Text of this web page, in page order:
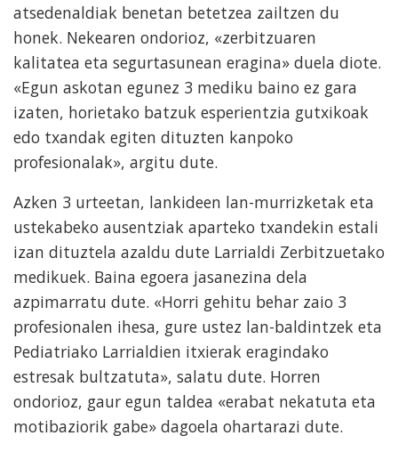
atsedenaldiak benetan betetzea zailtzen du
honek. Nekearen ondorioz, «zerbitzuaren
kalitatea eta segurtasunean eragina» duela diote.
«Egun askotan egunez 3 mediku baino ez gara
izaten, horietako batzuk esperientzia gutxikoak
edo txandak egiten dituzten kanpoko
profesionalak», argitu dute.
Azken 3 urteetan, lankideen lan-murrizketak eta
ustekabeko ausentziak aparteko txandekin estali
izan dituztela azaldu dute Larrialdi Zerbitzuetako
medikuek. Baina egoera jasanezina dela
azpimarratu dute. «Horri gehitu behar zaio 3
profesionalen ihesa, gure ustez lan-baldintzek eta
Pediatriako Larrialdien itxierak eragindako
estresak bultzatuta», salatu dute. Horren
ondorioz, gaur egun taldea «erabat nekatuta eta
motibaziorik gabe» dagoela ohartarazi dute.